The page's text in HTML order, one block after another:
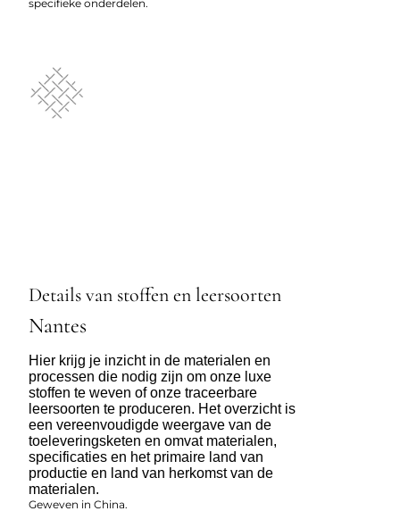
specifieke onderdelen.
Details van stoffen en leersoorten
Nantes
Hier krijg je inzicht in de materialen en
processen die nodig zijn om onze luxe
stoffen te weven of onze traceerbare
leersoorten te produceren. Het overzicht is
een vereenvoudigde weergave van de
toeleveringsketen en omvat materialen,
specificaties en het primaire land van
productie en land van herkomst van de
materialen.
Geweven in China.